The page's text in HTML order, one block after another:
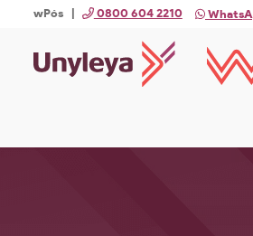
wPós | 0800 604 2210